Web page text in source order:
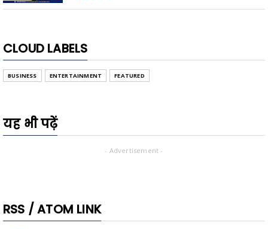
CLOUD LABELS
BUSINESS ENTERTAINMENT FEATURED
यह भी पढ़ें
- Advertisement -
RSS / ATOM LINK